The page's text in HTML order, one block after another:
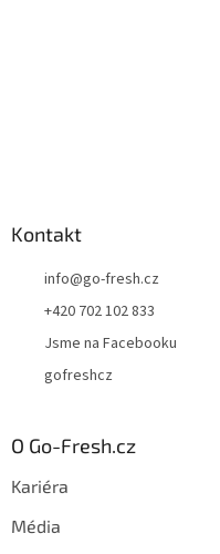
Kontakt
info@go-fresh.cz
+420 702 102 833
Jsme na Facebooku
gofreshcz
O Go-Fresh.cz
Kariéra
Média